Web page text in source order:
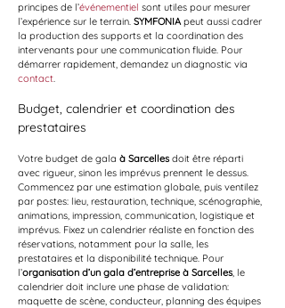
principes de l’événementiel sont utiles pour mesurer
l’expérience sur le terrain. SYMFONIA peut aussi cadrer
la production des supports et la coordination des
intervenants pour une communication fluide. Pour
démarrer rapidement, demandez un diagnostic via
contact.
Budget, calendrier et coordination des
prestataires
Votre budget de gala à Sarcelles doit être réparti
avec rigueur, sinon les imprévus prennent le dessus.
Commencez par une estimation globale, puis ventilez
par postes: lieu, restauration, technique, scénographie,
animations, impression, communication, logistique et
imprévus. Fixez un calendrier réaliste en fonction des
réservations, notamment pour la salle, les
prestataires et la disponibilité technique. Pour
l’organisation d’un gala d’entreprise à Sarcelles, le
calendrier doit inclure une phase de validation:
maquette de scène, conducteur, planning des équipes